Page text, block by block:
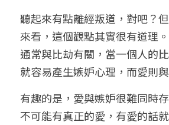
聽起來有點離經叛道，對吧？
來看，這個觀點其實很有道理
通常與比劫有關，當一個人的
就容易產生嫉妒心理，而愛則
有趣的是，愛與嫉妒很難同時
不可能有真正的愛，有愛的話